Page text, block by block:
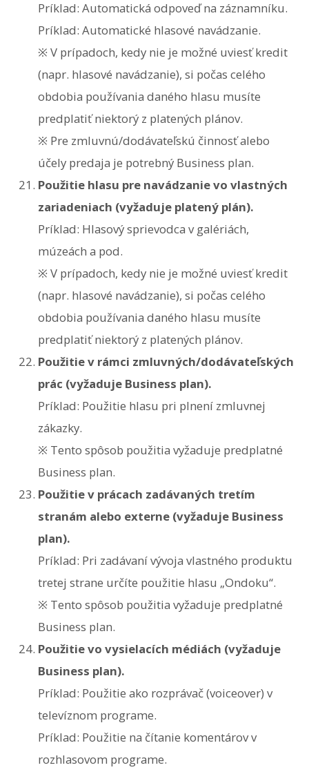
Príklad: Automatická odpoveď na záznamníku.
Príklad: Automatické hlasové navádzanie.
※ V prípadoch, kedy nie je možné uviesť kredit
(napr. hlasové navádzanie), si počas celého
obdobia používania daného hlasu musíte
predplatiť niektorý z platených plánov.
※ Pre zmluvnú/dodávateľskú činnosť alebo
účely predaja je potrebný Business plan.
Použitie hlasu pre navádzanie vo vlastných
zariadeniach (vyžaduje platený plán).
Príklad: Hlasový sprievodca v galériách,
múzeách a pod.
※ V prípadoch, kedy nie je možné uviesť kredit
(napr. hlasové navádzanie), si počas celého
obdobia používania daného hlasu musíte
predplatiť niektorý z platených plánov.
Použitie v rámci zmluvných/dodávateľských
prác (vyžaduje Business plan).
Príklad: Použitie hlasu pri plnení zmluvnej
zákazky.
※ Tento spôsob použitia vyžaduje predplatné
Business plan.
Použitie v prácach zadávaných tretím
stranám alebo externe (vyžaduje Business
plan).
Príklad: Pri zadávaní vývoja vlastného produktu
tretej strane určíte použitie hlasu „Ondoku“.
※ Tento spôsob použitia vyžaduje predplatné
Business plan.
Použitie vo vysielacích médiách (vyžaduje
Business plan).
Príklad: Použitie ako rozprávač (voiceover) v
televíznom programe.
Príklad: Použitie na čítanie komentárov v
rozhlasovom programe.